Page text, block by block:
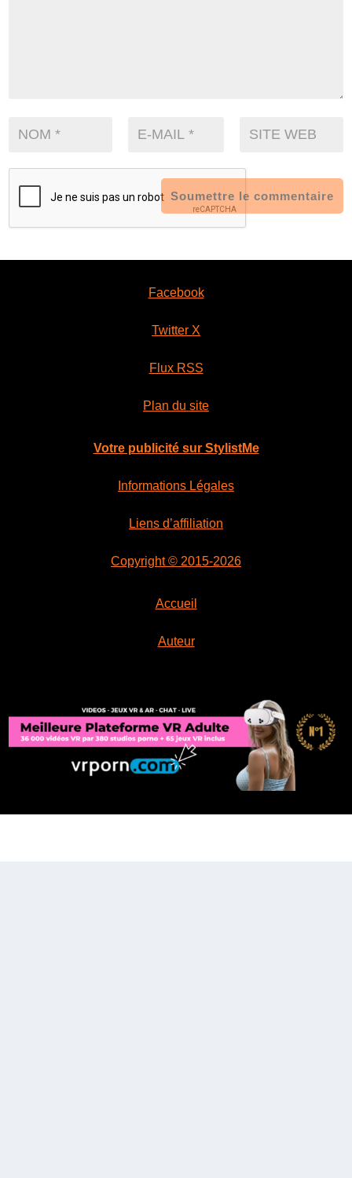
Soumettre le commentaire
Facebook
Twitter X
Flux RSS
Plan du site
Votre publicité sur StylistMe
Informations Légales
Liens d’affiliation
Copyright © 2015-2026
Accueil
Auteur